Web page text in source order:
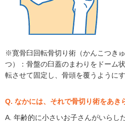
※寛骨臼回転骨切り術（かんこつき
つ）：骨盤の臼蓋のまわりをドーム
転させて固定し、骨頭を覆うようにす
Q. なかには、それで骨切り術をあき
A. 年齢的に小さいお子さんがいらし